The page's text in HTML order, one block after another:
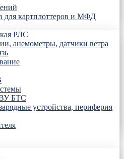
для картплоттеров и МФД
РЛС
анемометры, датчики ветра
БТС
устройства, периферия